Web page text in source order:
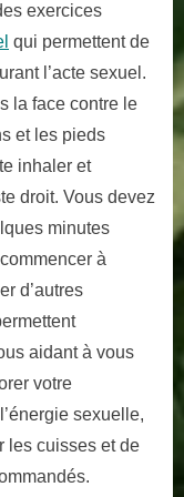
exercices
qui permettent de
l’acte sexuel.
la face contre le
et les pieds
inhaler et
droit. Vous devez
minutes
à
d’autres
aidant à vous
votre
sexuelle,
les cuisses et de